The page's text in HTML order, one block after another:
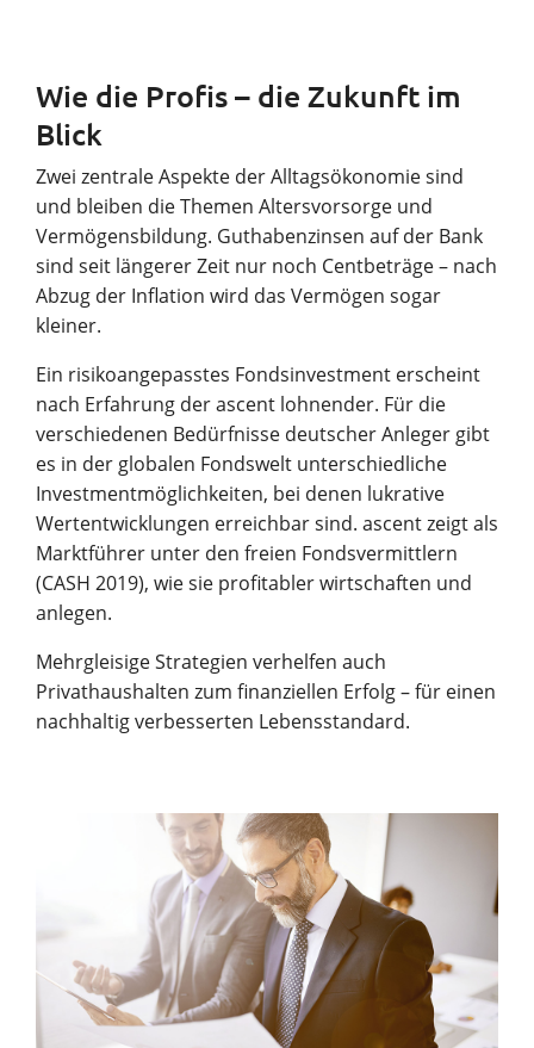
Wie die Profis – die Zukunft im
Blick
Zwei zentrale Aspekte der Alltagsökonomie sind
und bleiben die Themen Altersvorsorge und
Vermögensbildung. Guthabenzinsen auf der Bank
sind seit längerer Zeit nur noch Centbeträge – nach
Abzug der Inflation wird das Vermögen sogar
kleiner.
Ein risikoangepasstes Fondsinvestment erscheint
nach Erfahrung der ascent lohnender. Für die
verschiedenen Bedürfnisse deutscher Anleger gibt
es in der globalen Fondswelt unterschiedliche
Investmentmöglichkeiten, bei denen lukrative
Wertentwicklungen erreichbar sind. ascent zeigt als
Marktführer unter den freien Fondsvermittlern
(CASH 2019), wie sie profitabler wirtschaften und
anlegen.
Mehrgleisige Strategien verhelfen auch
Privathaushalten zum finanziellen Erfolg – für einen
nachhaltig verbesserten Lebensstandard.